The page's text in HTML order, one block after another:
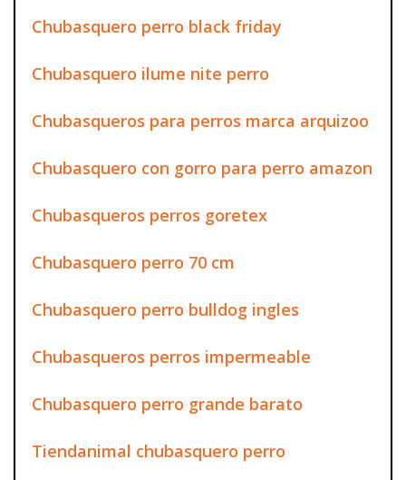
Chubasquero perro black friday
Chubasquero ilume nite perro
Chubasqueros para perros marca arquizoo
Chubasquero con gorro para perro amazon
Chubasqueros perros goretex
Chubasquero perro 70 cm
Chubasquero perro bulldog ingles
Chubasqueros perros impermeable
Chubasquero perro grande barato
Tiendanimal chubasquero perro